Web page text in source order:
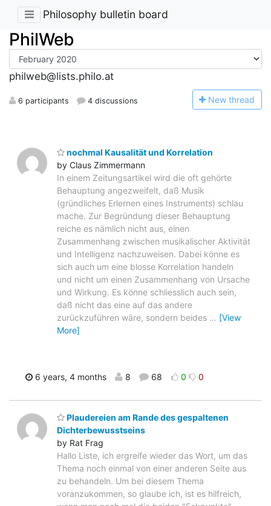
Philosophy bulletin board
PhilWeb
philweb@lists.philo.at
6 participants 4 discussions New thread
nochmal Kausalität und Korrelation
by Claus Zimmermann
In einem Zeitungsartikel wird die oft gehörte
Behauptung angezweifelt, daß Musik
(gründliches Erlernen eines Instruments) schlau
mache. Zur Begründung dieser Behauptung
reiche es nämlich nicht aus, einen
Zusammenhang zwischen musikalischer Aktivität
und Intelligenz nachzuweisen. Dabei könne es
sich auch um eine blosse Korrelation handeln
und nicht um einen Zusammenhang von Ursache
und Wirkung. Es könne schliesslich auch sein,
daß nicht das eine auf das andere
zurückzuführen wäre, sondern beides … [View
More]
6 years, 4 months 8 68 0 0
Plaudereien am Rande des gespaltenen
Dichterbewusstseins
by Rat Frag
Hallo Liste, ich ergreife wieder das Wort, um das
Thema noch einmal von einer anderen Seite aus
zu behandeln. Um bei diesem Thema
voranzukommen, so glaube ich, ist es hilfreich,